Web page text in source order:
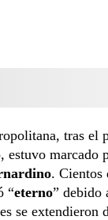
tras el
, estuvo marcado
. Cientos
“eterno” debido
se extendieron